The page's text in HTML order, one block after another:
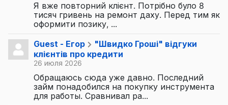
Я вже повторний клієнт. Потрібно було 8
тисяч гривень на ремонт даху. Перед тим як
оформити позику, ...
Guest - Егор
"Швидко Гроші" відгуки
клієнтів про кредити
26 июля 2026
Обращаюсь сюда уже давно. Последний
займ понадобился на покупку инструмента
для работы. Сравнивал ра...